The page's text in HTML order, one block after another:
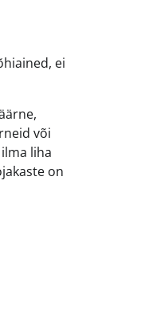
ei
või
liha
on